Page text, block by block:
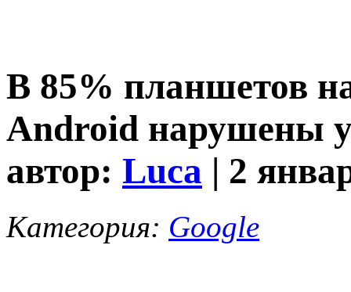
В 85% планшетов
Android нарушены
автор: Luca | 2
Категория: Google